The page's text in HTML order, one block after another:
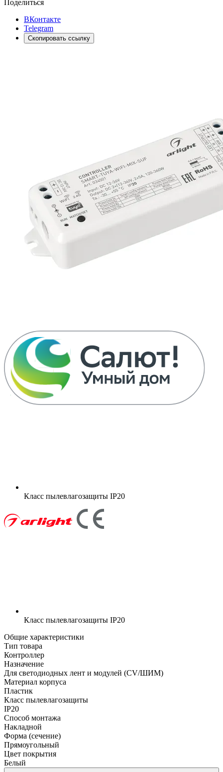
Поделиться
ВКонтакте
Telegram
Скопировать ссылку
Класс пылевлагозащиты IP20
Класс пылевлагозащиты IP20
Общие характеристики
Тип товара
Контроллер
Назначение
Для светодиодных лент и модулей (CV/ШИМ)
Материал корпуса
Пластик
Класс пылевлагозащиты
IP20
Способ монтажа
Накладной
Форма (сечение)
Прямоугольный
Цвет покрытия
Белый